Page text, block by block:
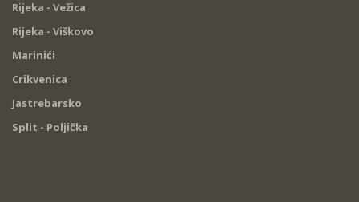
Rijeka - Vežica
Rijeka - Viškovo
Marinići
Crikvenica
Jastrebarsko
Split - Poljička